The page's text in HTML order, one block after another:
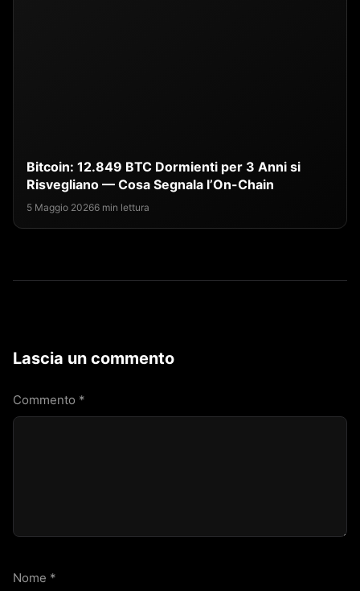
Bitcoin: 12.849 BTC Dormienti per 3 Anni si
Risvegliano — Cosa Segnala l’On-Chain
5 Maggio 20266 min lettura
Lascia un commento
Commento *
Nome *